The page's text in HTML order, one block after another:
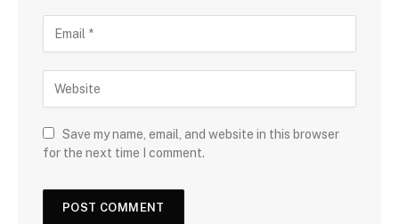
Save my name, email, and website in this browser
for the next time I comment.